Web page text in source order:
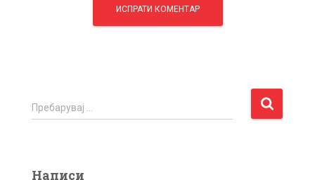
П
р
Пребарувај …
Написи